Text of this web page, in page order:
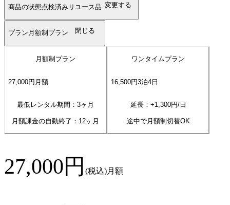
商品の状態点検済みリユース品 変更する
プラン 月額制プラン 閉じる
月額制プラン
27,000円 月額
最低レンタル期間：3ヶ月
月額課金の自動終了： 12ヶ月
ワンタイムプラン
16,500円3泊4日
延長：+1,300円/日
途中で月額制切替OK
27,000円 (税込)月額